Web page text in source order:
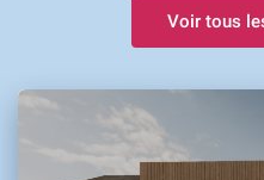
Voir tous